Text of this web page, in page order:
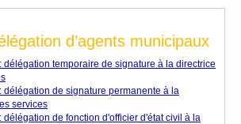
d’agents municipaux
délégation temporaire de signature à la directrice
délégation de signature permanente à la
services
délégation de fonction d'officier d'état civil à la